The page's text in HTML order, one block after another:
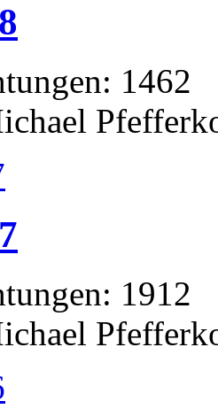
1462
1912